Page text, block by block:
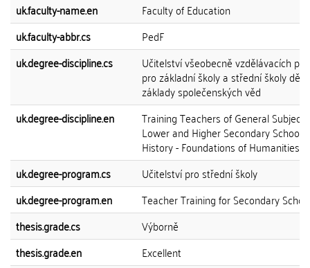
uk.faculty-name.en
Faculty of Education
uk.faculty-abbr.cs
PedF
uk.degree-discipline.cs
Učitelství všeobecně vzdělávacích
pro základní školy a střední školy
základy společenských věd
uk.degree-discipline.en
Training Teachers of General
Lower and Higher Secondary Schools
History - Foundations of Humanities
uk.degree-program.cs
Učitelství pro střední školy
uk.degree-program.en
Teacher Training for Secondary
thesis.grade.cs
Výborně
thesis.grade.en
Excellent